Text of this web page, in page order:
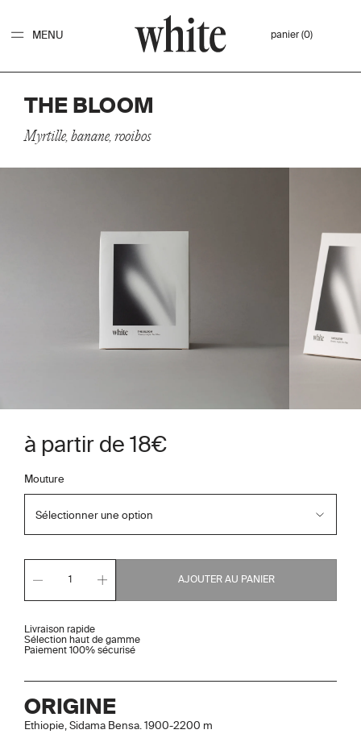
MENU panier (0)
THE BLOOM
Myrtille, banane, rooibos
à partir de 18€
Mouture
AJOUTER AU PANIER
Livraison rapide
Sélection haut de gamme
Paiement 100% sécurisé
ORIGINE
Ethiopie, Sidama Bensa. 1900-2200 m